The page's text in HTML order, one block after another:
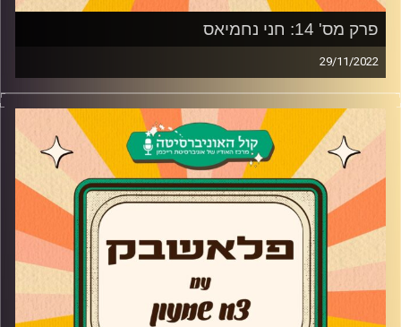
פרק מס' 14: חני נחמיאס
29/11/2022
צח שמעון מארח את חני נחמיאס
מלכת הילדים של כל הזמנים וכל הדורות מגיעה לאולפן
פלאשבק כדי לספר איך נוצרה התוכנית "החדר של חני" ולמה
ירדה מהמסך, על עולם התיאטרון והאהבה למחזור הזמר, מה
קרה לה בפסטיגל ואיך נפצעה על הבמה בהצגה "פיטר פן"
כשישחקה את וונדי. והכי חשוב הגיעה לסגור מעגל עם צח!
קרדיט תמונות:AudioVersity